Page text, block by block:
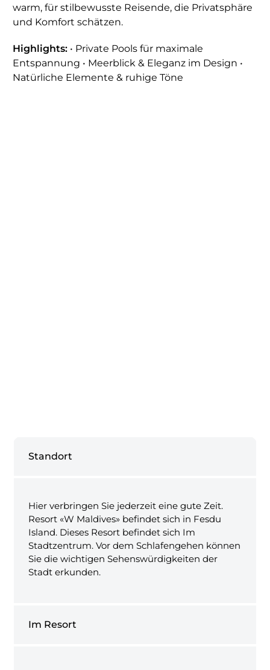
warm, für stilbewusste Reisende, die Privatsphäre
und Komfort schätzen.
Highlights: • Private Pools für maximale
Entspannung • Meerblick & Eleganz im Design •
Natürliche Elemente & ruhige Töne
Standort
Hier verbringen Sie jederzeit eine gute Zeit.
Resort «W Maldives» befindet sich in Fesdu
Island. Dieses Resort befindet sich Im
Stadtzentrum. Vor dem Schlafengehen können
Sie die wichtigen Sehenswürdigkeiten der
Stadt erkunden.
Im Resort